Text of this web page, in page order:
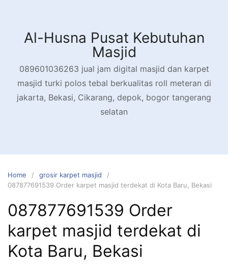
contentAl-Husna Pusat Kebutuhan
Masjid
089601036263 jual jam digital masjid dan karpet
masjid turki polos tebal berkualitas roll meteran di
jakarta, Bekasi, Cikarang, depok, bogor tangerang
selatan
Home
grosir karpet masjid
087877691539 Order karpet masjid terdekat di Kota Baru, Bekasi
087877691539 Order
karpet masjid terdekat di
Kota Baru, Bekasi